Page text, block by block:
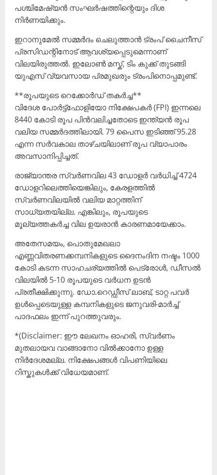
പശ്ചിമേഷ്യൻ സംഘർഷത്തിന്റെയും ദിശ
നിർണയിക്കും.
ഇറാനുമേൽ സമ്മർദം ചെലുത്താൻ ട്രംപ് ചൈനീസ്
പ്രസിഡന്റിനോട് ആവശ്യപ്പെടുമെന്നാണ്
വിലയിരുത്തൽ. ഇലോൺ മസ്ക്, ടിം കുക്ക് തുടങ്ങി
യുഎസ് വ്യവസായ പ്രമുഖരും ട്രംപിനൊപ്പമുണ്ട്.
**രൂപയുടെ റെക്കോർഡ് തകർച്ച**
വിദേശ പോർട്ട്ഫോളിയോ നിക്ഷേപകർ (FPI) ഇന്നലെ
8440 കോടി രൂപ പിൻവലിച്ചതോടെ ഇന്ത്യൻ രൂപ
വലിയ സമ്മർദത്തിലായി. 79 പൈസ ഇടിഞ്ഞ് 95.28
എന്ന സർവകാല താഴ്ചയിലാണ് രൂപ വ്യാപാരം
അവസാനിപ്പിച്ചത്.
രാജ്യാന്തര സ്വർണവില 43 ഡോളർ വർധിച്ച് 4724
ഡോളറിലെത്തിയെങ്കിലും, കേരളത്തിൽ
സ്വർണവിലയിൽ വലിയ മാറ്റത്തിന്
സാധ്യതയില്ല. എങ്കിലും, രൂപയുടെ
മൂല്യത്തകർച്ച വില ഉയരാൻ കാരണമായേക്കാം.
അതേസമയം, പൊതുമേഖലാ
എണ്ണവിതരണക്കമ്പനികളുടെ ദൈനംദിന നഷ്ടം 1000
കോടി കടന്ന സാഹചര്യത്തിൽ പെട്രോൾ, ഡീസൽ
വിലയിൽ 5-10 രൂപയുടെ വർധന ഉടൻ
പ്രതീക്ഷിക്കുന്നു. ഡോ.റെഡ്ഡീസ് ലാബ്, ടാറ്റ പവർ
ഉൾപ്പെടെയുള്ള കമ്പനികളുടെ ജനുവരി-മാർച്ച്
പാദഫലം ഇന്ന് പുറത്തുവരും.
*(Disclaimer: ഈ ലേഖനം ഓഹരി, സ്വർണം
മുതലായവ വാങ്ങാനോ വില്‍ക്കാനോ ഉള്ള
നിര്‍ദേശമല്ല. നിക്ഷേപങ്ങൾ വിപണിയിലെ
റിസ്കുകൾക്ക് വിധേയമാണ്.